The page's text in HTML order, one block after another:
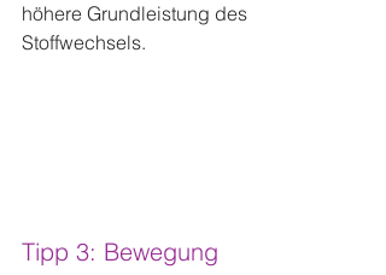
höhere Grundleistung des
Stoffwechsels.
Tipp 3: Bewegung